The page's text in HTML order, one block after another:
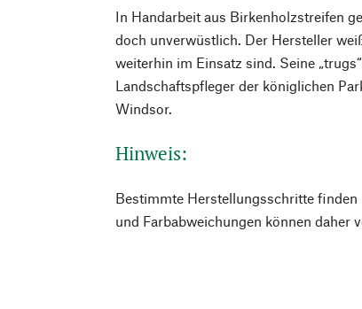
In Handarbeit aus Birkenholzstreifen
doch unverwüstlich. Der Hersteller
weiterhin im Einsatz sind. Seine
Landschaftspfleger der königlichen
Windsor.
Hinweis:
Bestimmte Herstellungsschritte
und Farbabweichungen können daher